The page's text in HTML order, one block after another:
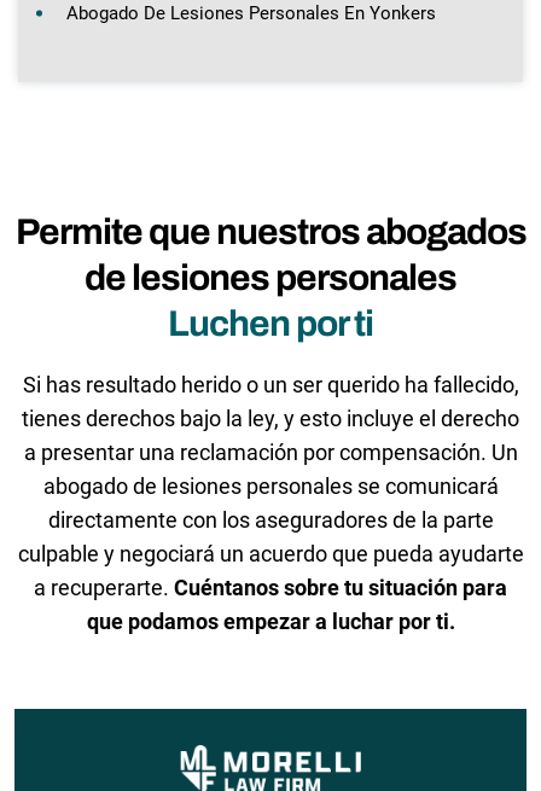
Abogado De Lesiones Personales En Yonkers
Permite que nuestros abogados
de lesiones personales
Luchen por ti
Si has resultado herido o un ser querido ha fallecido,
tienes derechos bajo la ley, y esto incluye el derecho
a presentar una reclamación por compensación. Un
abogado de lesiones personales se comunicará
directamente con los aseguradores de la parte
culpable y negociará un acuerdo que pueda ayudarte
a recuperarte. Cuéntanos sobre tu situación para
que podamos empezar a luchar por ti.